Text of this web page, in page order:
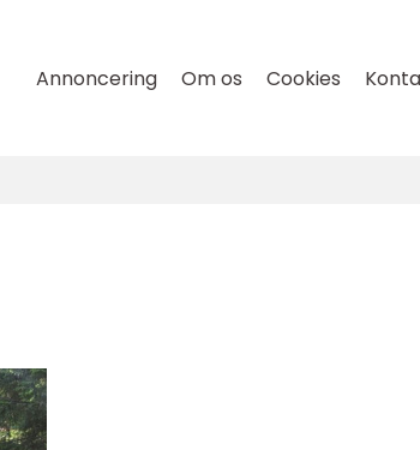
Annoncering Om os Cookies